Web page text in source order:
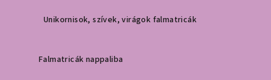
Unikornisok, szívek, virágok falmatricák
Falmatricák nappaliba